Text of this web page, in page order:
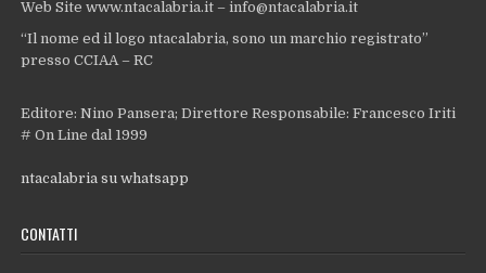
Web Site www.ntacalabria.it – info@ntacalabria.it
“Il nome ed il logo ntacalabria, sono un marchio registrato”
presso CCIAA – RC
Editore: Nino Pansera; Direttore Responsabile: Francesco Iriti
# On Line dal 1999
ntacalabria su whatsapp
CONTATTI